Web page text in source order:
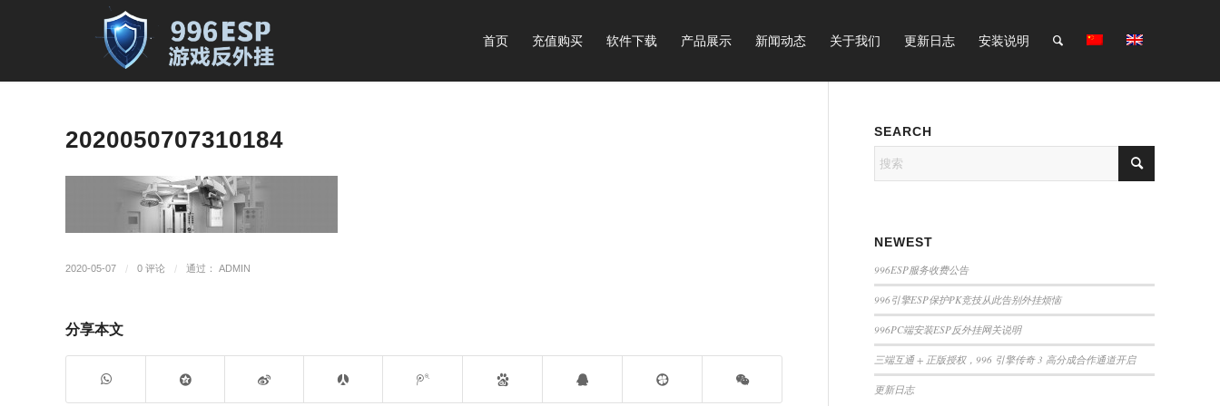
首页 充值购买 软件下载 产品展示 新闻动态 关于我们 更新日志 安装说明
2020050707310184
2020-05-07 / 0 评论 / 通过： ADMIN
分享本文
SEARCH
NEWEST
996ESP服务收费公告
996引擎ESP保护PK竞技从此告别外挂烦恼
996PC端安装ESP反外挂网关说明
三端互通 + 正版授权，996 引擎传奇 3 高分成合作通道开启
更新日志